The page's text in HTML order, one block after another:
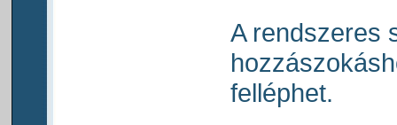
A rendszeres
felléphet.